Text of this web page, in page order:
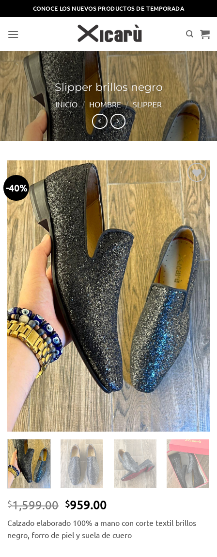
al
contenido
CONOCE LOS NUEVOS PRODUCTOS DE TEMPORADA
Slipper brillos negro
INICIO / HOMBRE / SLIPPER
-40%
Añadir
a la
lista
de
deseos
$1,599.00 El
original
era:
$959.00El
actual
es:
Calzado elaborado 100% a mano con corte textil brillos
negro, forro de piel y suela de cuero